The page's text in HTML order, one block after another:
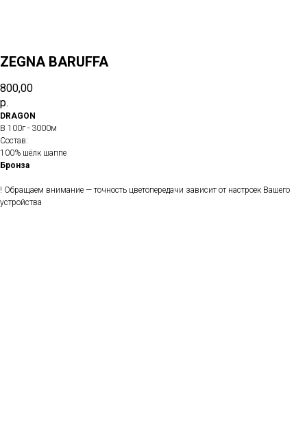
ZEGNA BARUFFA
800,00
р.
DRAGON
В 100г - 3000м
Состав:
100% шёлк шаппе
Бронза
! Обращаем внимание — точность цветопередачи зависит от настроек Вашего
устройства